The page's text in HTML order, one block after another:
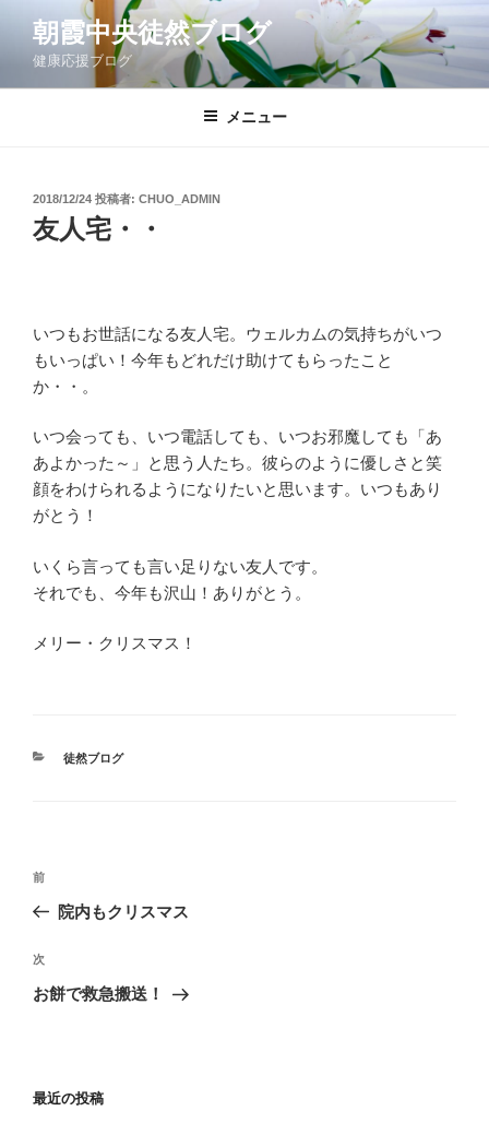
ン
朝霞中央徒然ブログ
健康応援ブログ
メニュー
投
稿
日:
2018/12/24 投稿者: CHUO_ADMIN
友人宅・・
いつもお世話になる友人宅。ウェルカムの気持ちがいつ
もいっぱい！今年もどれだけ助けてもらったこと
か・・。
いつ会っても、いつ電話しても、いつお邪魔しても「あ
あよかった～」と思う人たち。彼らのように優しさと笑
顔をわけられるようになりたいと思います。いつもあり
がとう！
いくら言っても言い足りない友人です。
それでも、今年も沢山！ありがとう。
メリー・クリスマス！
カ
徒然ブログ
投
ビ
ゲ
ン
前
の
稿
前
院内もクリスマス
次
の
次
お餅で救急搬送！
最近の投稿